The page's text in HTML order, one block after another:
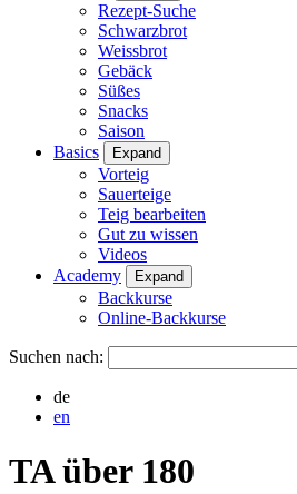
Rezept-Suche
Schwarzbrot
Weissbrot
Gebäck
Süßes
Snacks
Saison
Basics
Expand
Vorteig
Sauerteige
Teig bearbeiten
Gut zu wissen
Videos
Academy
Expand
Backkurse
Online-Backkurse
Suchen nach:
de
en
TA über 180